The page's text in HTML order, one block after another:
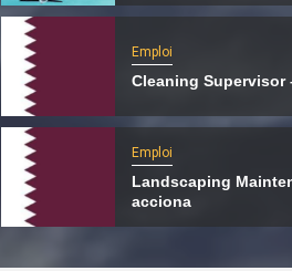
compagnie annule
au Moyen-Orient,
en justice
6 août 2026 Qatarien
Emploi
Cleaning Supervisor
Emploi
Landscaping
acciona